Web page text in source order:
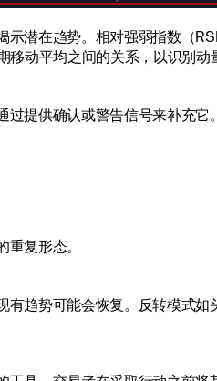
示潜在趋势。相对强弱指数（
动平均之间的关系，以识别动
提供确认或警告信号来补充它。
复形态。
趋势可能会恢复。反转模式如